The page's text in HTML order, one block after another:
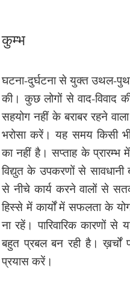
कुम्भ
घटना-दुर्घटना से युक्त उथल-
की। कुछ लोगों से वाद-विवाद
सहयोग नहीं के बराबर रहने
भरोसा करें। यह समय किसी
का नहीं है। सप्ताह के
विद्युत के उपकरणों से
से नीचे कार्य करने वालों से
हिस्से में कार्यों में सफलता के
ना रहें। पारिवारिक कारणों
बहुत प्रबल बन रही है।
प्रयास करें।